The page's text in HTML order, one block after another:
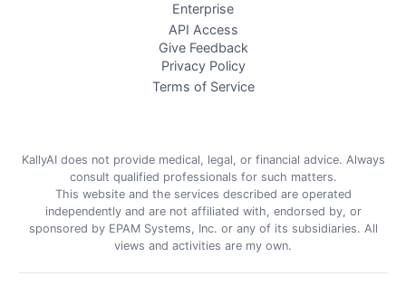
Enterprise
API Access
Give Feedback
Privacy Policy
Terms of Service
KallyAI does not provide medical, legal, or financial advice. Always
consult qualified professionals for such matters.
This website and the services described are operated
independently and are not affiliated with, endorsed by, or
sponsored by EPAM Systems, Inc. or any of its subsidiaries. All
views and activities are my own.